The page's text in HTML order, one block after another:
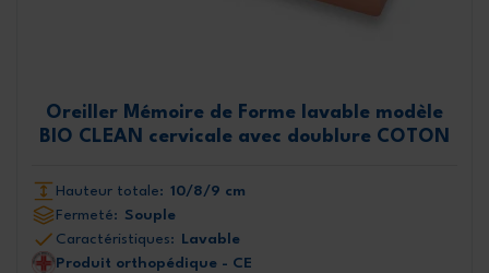
Oreiller Mémoire de Forme lavable modèle
BIO CLEAN cervicale avec doublure COTON
Hauteur totale: 10/8/9 cm
Fermeté: Souple
Caractéristiques:
Lavable
Produit orthopédique - CE